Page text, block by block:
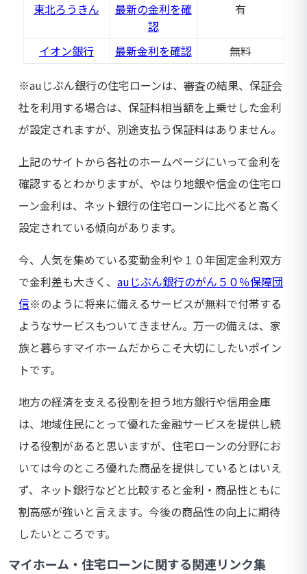
東北ろうきん
最新の金利を確
認
有
イオン銀行 最新金利を確認 無料
※auじぶん銀行の住宅ローンは、審査の結果、保証会
社を利用する場合は、保証料相当額を上乗せした金利
が設定されますが、別途支払う保証料はありません。
上記のサイトから各社のホームページにいって金利を
確認するとわかりますが、やはり地銀や信金の住宅ロ
ーン金利は、ネット銀行の住宅ローンに比べると高く
設定されている傾向があります。
今、人気を集めている変動金利や１０年固定金利双方
で金利差も大きく、 auじぶん銀行のがん５０％保障団
信※のように将来に備えるサービスが無料で付帯する
ようなサービスもついてきません。万一の備えは、家
族と暮らすマイホームだからこそ大切にしたいポイン
トです。
地方の経済を支える役割を担う地方銀行や信用金庫
は、地域住民にとって優れた金融サービスを提供し続
ける役割があると思いますが、住宅ローンの分野にお
いては今のところ優れた商品を提供しているとはいえ
ず、ネット銀行などと比較すると金利・商品性ともに
割高感が強いと言えます。今後の商品性の向上に期待
したいところです。
マイホーム・住宅ローンに関する関連リンク集